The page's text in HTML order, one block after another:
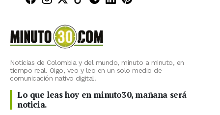
Noticias de Colombia y del mundo, minuto a minuto, en
tiempo real. Oigo, veo y leo en un solo medio de
comunicación nativo digital.
Lo que leas hoy en minuto30, mañana será
noticia.